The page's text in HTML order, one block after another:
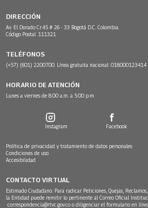
DIRECCIÓN
Av. El Dorado Cr.45 # 26 - 33 Bogotá D.C. Colombia.
Código Postal: 111321
TELÉFONOS
(+57) (601) 2200700. Línea gratuita nacional: 018000123414
HORARIO DE ATENCIÓN
Lunes a viernes de 8:00 a.m. a 5:00 p.m.
Instagram Facebook
Política de privacidad y tratamiento de datos personales
Condiciones de uso
Accesibilidad
CONTACTO VIRTUAL
Estimado Ciudadano: Para radicar Peticiones, Quejas,
la Entidad puede remitir lo pertinente al Correo Oficial
correspondencia@rtvc.gov.co o diligenciar el formulario en